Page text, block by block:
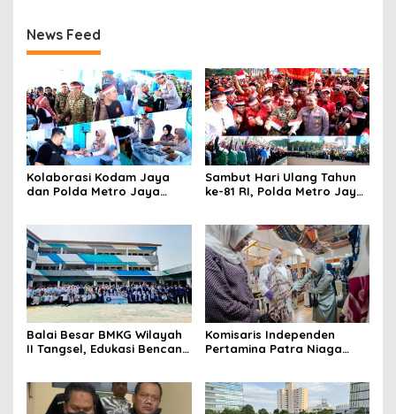
News Feed
Kolaborasi Kodam Jaya
dan Polda Metro Jaya
Sambut Hari Ulang Tahun
ke-81 RI, Polda Metro Jaya
Balai Besar BMKG Wilayah
II Tangsel, Edukasi Bencana
23
Komisaris Independen
Pertamina Patra Niaga
Sentuhan Kemanusiaan dan
Keberlanjutan